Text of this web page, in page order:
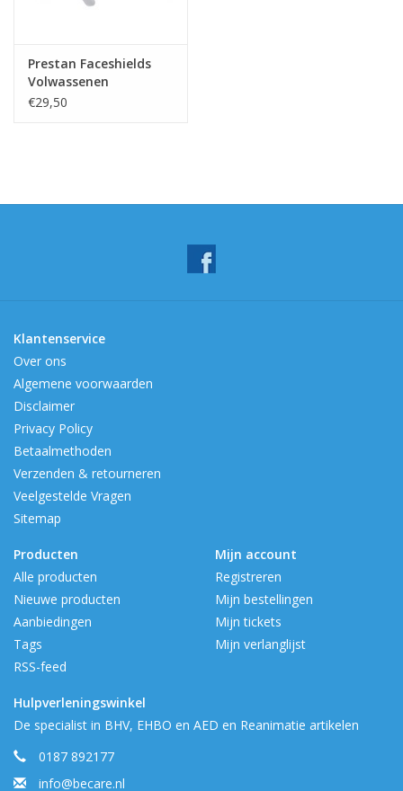
Prestan Faceshields
Volwassenen
€29,50
Klantenservice
Over ons
Algemene voorwaarden
Disclaimer
Privacy Policy
Betaalmethoden
Verzenden & retourneren
Veelgestelde Vragen
Sitemap
Producten
Alle producten
Nieuwe producten
Aanbiedingen
Tags
RSS-feed
Mijn account
Registreren
Mijn bestellingen
Mijn tickets
Mijn verlanglijst
Hulpverleningswinkel
De specialist in BHV, EHBO en AED en Reanimatie artikelen
0187 892177
info@becare.nl